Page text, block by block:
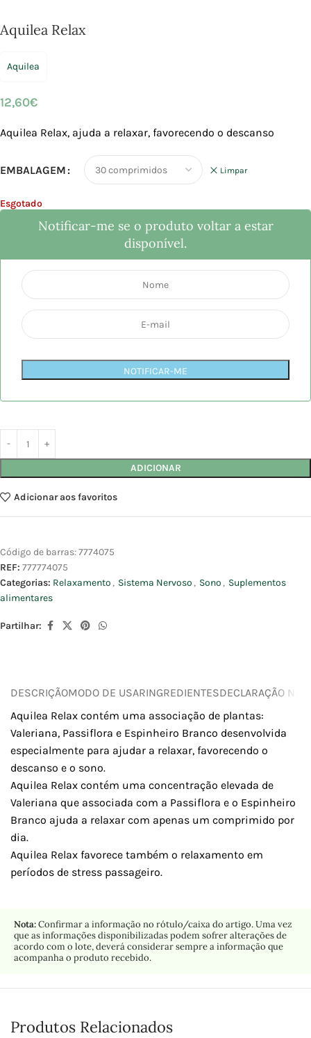
Aquilea Relax
Aquilea
12,60€
Aquilea Relax, ajuda a relaxar, favorecendo o descanso
EMBALAGEM Limpar
Esgotado
Notificar-me se o produto voltar a estar
disponível.
NOTIFICAR-ME
ADICIONAR
Adicionar aos favoritos
Código de barras:7774075
REF: 777774075
Categorias: Relaxamento , Sistema Nervoso , Sono , Suplementos
alimentares
Partilhar:
DESCRIÇÃOMODO DE USARINGREDIENTESDECLARAÇÃO
Aquilea Relax contém uma associação de plantas:
Valeriana, Passiflora e Espinheiro Branco desenvolvida
especialmente para ajudar a relaxar, favorecendo o
descanso e o sono.
Aquilea Relax contém uma concentração elevada de
Valeriana que associada com a Passiflora e o Espinheiro
Branco ajuda a relaxar com apenas um comprimido por
dia.
Aquilea Relax favorece também o relaxamento em
períodos de stress passageiro.
Nota:Confirmar a informação no rótulo/caixa do artigo. Uma vez
que as informações disponibilizadas podem sofrer alterações de
acordo com o lote, deverá considerar sempre a informação que
acompanha o produto recebido.
Produtos Relacionados